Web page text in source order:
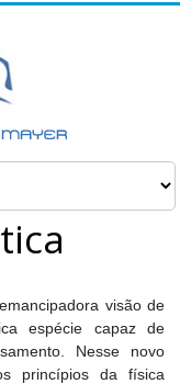
visão de
espécie capaz de
Nesse novo
princípios da física